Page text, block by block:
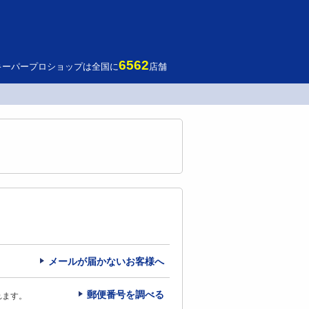
ーパープロショップは全国に6562店舗
メールが届かないお客様へ
す。 郵便番号を調べる